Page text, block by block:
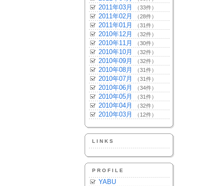
2011年03月 （33件）
2011年02月 （28件）
2011年01月 （31件）
2010年12月 （32件）
2010年11月 （30件）
2010年10月 （32件）
2010年09月 （32件）
2010年08月 （31件）
2010年07月 （31件）
2010年06月 （34件）
2010年05月 （31件）
2010年04月 （32件）
2010年03月 （12件）
LINKS
PROFILE
YABU